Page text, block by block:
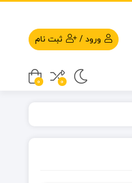
ورود / ثبت نام
0
0